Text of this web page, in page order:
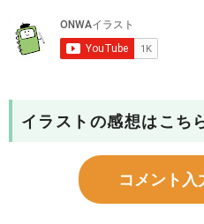
イラストの感想はこち
コメント入